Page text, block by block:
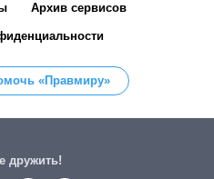
Архив сервисов
«Правмиру»
дружить!